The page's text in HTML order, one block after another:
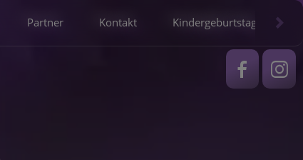
Partner Kontakt Kindergeburtstag